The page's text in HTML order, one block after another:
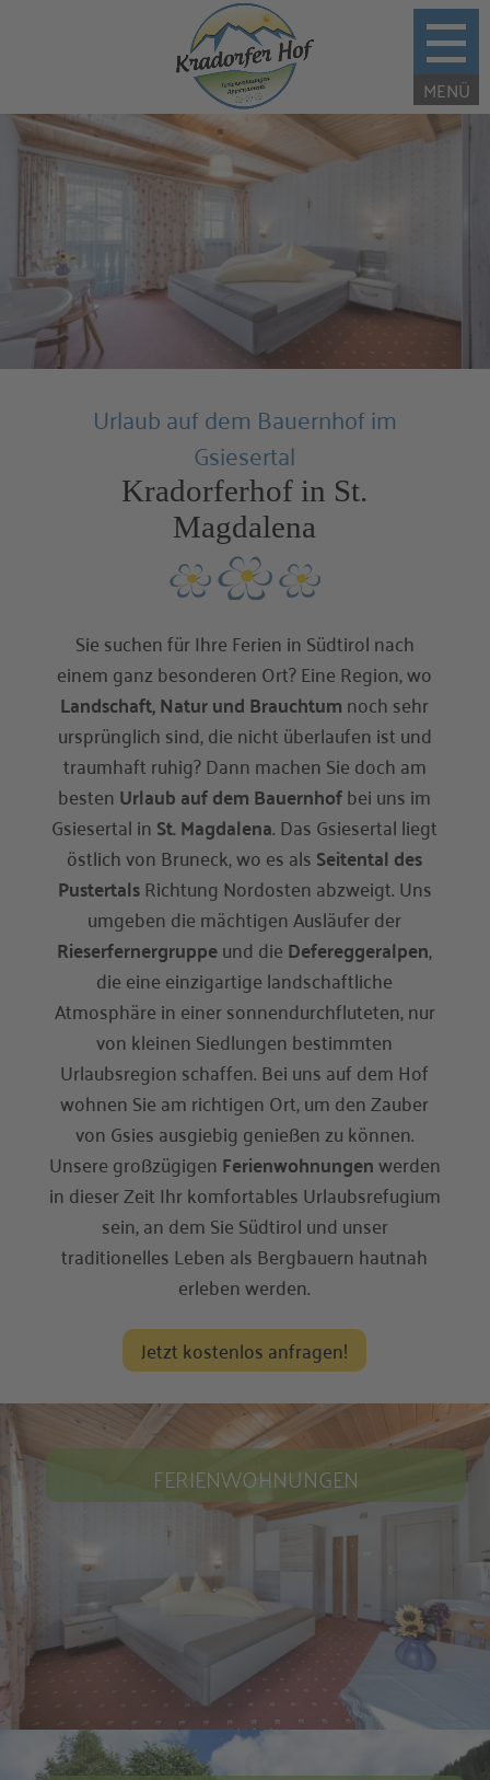
Urlaub auf dem Bauernhof im
Gsiesertal
Kradorferhof in St.
Magdalena
Sie suchen für Ihre Ferien in Südtirol nach
einem ganz besonderen Ort? Eine Region, wo
Landschaft, Natur und Brauchtumnoch sehr
ursprünglich sind, die nicht überlaufen ist und
traumhaft ruhig? Dann machen Sie doch am
bestenUrlaub auf dem Bauernhofbei uns im
Gsiesertal inSt. Magdalena. Das Gsiesertal liegt
östlich von Bruneck, wo es alsSeitental des
PustertalsRichtung Nordosten abzweigt. Uns
umgeben die mächtigen Ausläufer der
Rieserfernergruppeund dieDefereggeralpen,
die eine einzigartige landschaftliche
Atmosphäre in einer sonnendurchfluteten, nur
von kleinen Siedlungen bestimmten
Urlaubsregion schaffen. Bei uns auf dem Hof
wohnen Sie am richtigen Ort, um den Zauber
von Gsies ausgiebig genießen zu können.
Unsere großzügigenFerienwohnungenwerden
in dieser Zeit Ihr komfortables Urlaubsrefugium
sein, an dem Sie Südtirol und unser
traditionelles Leben als Bergbauern hautnah
erleben werden.
Jetzt kostenlos anfragen!
FERIENWOHNUNGEN